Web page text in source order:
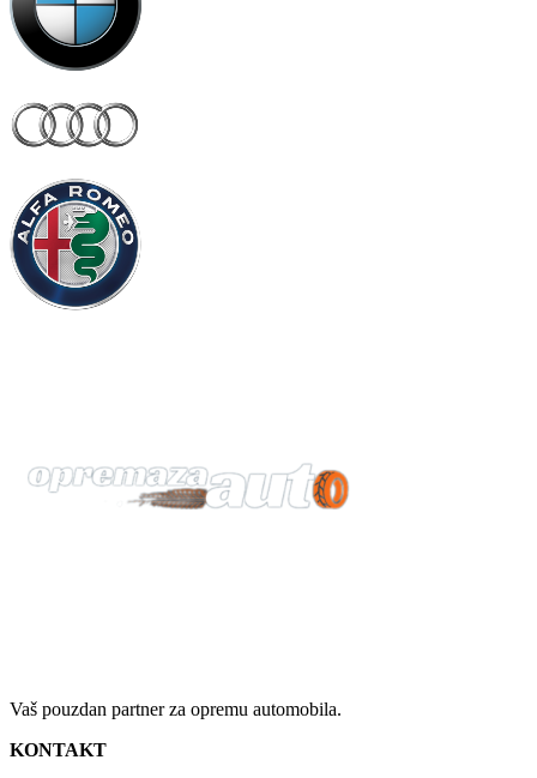
Vaš pouzdan partner za opremu automobila.
KONTAKT